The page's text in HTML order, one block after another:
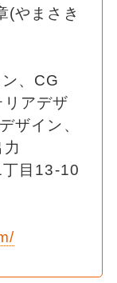
やまさき
、CG
アデザ
ザイン、
目13-10